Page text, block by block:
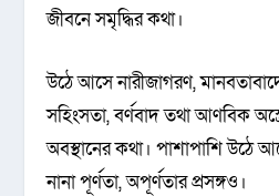
জীবনে সমৃদ্ধির কথা।
উঠে আসে নারীজাগরণ,
সহিংসতা, বর্ণবাদ তথা আণবিক
অবস্থানের কথা। পাশাপাশি উঠে
নানা পূর্ণতা, অপূর্ণতার প্রসঙ্গও।